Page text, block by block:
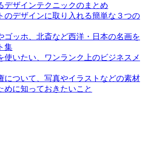
デザインテクニックのまとめ
のデザインに取り入れる簡単な３つの
ゴッホ、北斎など西洋・日本の名画を
集
使いたい、ワンランク上のビジネスメ
について、写真やイラストなどの素材
めに知っておきたいこと